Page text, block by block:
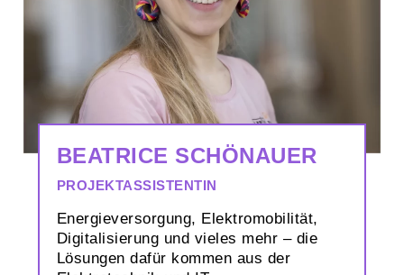
BEATRICE SCHÖNAUER
PROJEKTASSISTENTIN
Energieversorgung, Elektromobilität,
Digitalisierung und vieles mehr – die
Lösungen dafür kommen aus der